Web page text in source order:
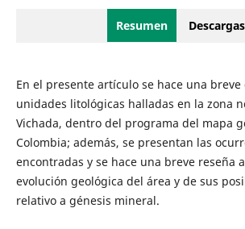
Resumen Descargas
En el presente artículo se hace una
unidades litológicas halladas en la zona
Vichada, dentro del programa del mapa
Colombia; además, se presentan las
encontradas y se hace una breve reseña
evolución geológica del área y de sus
relativo a génesis mineral.